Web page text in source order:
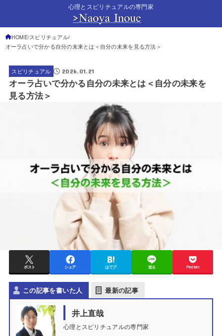
心理とスピリチュアルの専門家
HOME スピリチュアル
オーラ占いで分かる自分の未来とは＜自分の未来を見る方法＞
スピリチュアル 2026.01.21
オーラ占いで分かる自分の未来とは＜自分の未来を
見る方法＞
ポスト シェア はてブ 送る Pocket
この記事を書いた人 最新の記事
井上直哉
心理とスピリチュアルの専門家